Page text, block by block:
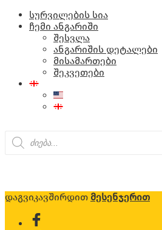
სურვილების სია
ჩემი ანგარიში
შესვლა
ანგარიშის დეტალები
მისამართები
შეკვეთები
Products
search
დაგვიკავშირდით მესენჯერით